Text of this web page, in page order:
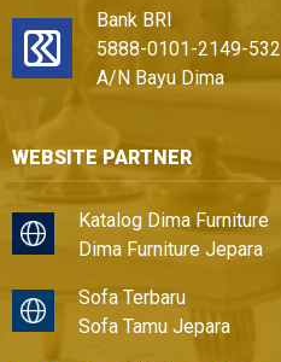
Bank BRI
5888-0101-2149-532
A/N Bayu Dima
WEBSITE PARTNER
Katalog Dima Furniture
Dima Furniture Jepara
Sofa Terbaru
Sofa Tamu Jepara